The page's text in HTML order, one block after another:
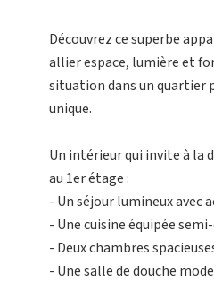
Découvrez ce superbe
allier espace, lumière et
situation dans un quartier
unique.
Un intérieur qui invite à la
au 1er étage :
- Un séjour lumineux avec
- Une cuisine équipée
- Deux chambres
- Une salle de douche